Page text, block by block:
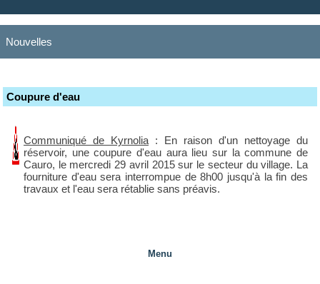
Nouvelles
Coupure d'eau
Communiqué de Kyrnolia : En raison d'un nettoyage du
réservoir, une coupure d'eau aura lieu sur la commune de
Cauro, le mercredi 29 avril 2015 sur le secteur du village. La
fourniture d'eau sera interrompue de 8h00 jusqu'à la fin des
travaux et l'eau sera rétablie sans préavis.
Menu